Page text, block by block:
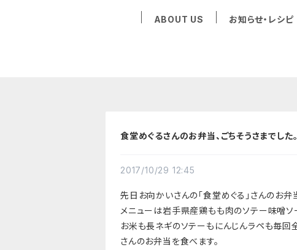
ABOUT US お知らせ・レシピ
食堂めぐるさんのお弁当、ごちそうさまでした。
2017/10/29 12:45
先日お向かいさんの「食堂めぐる」さんのお
メニューは岩手県産鶏もも肉のソテー味噌ソ
お米も長ネギのソテーもにんじんラペも毎回
さんのお弁当を食べます。